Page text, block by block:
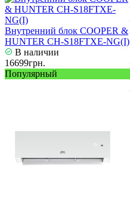
Внутренний блок COOPER &
HUNTER CH-S18FTXE-NG(I)
В наличии
16699грн.
Популярный